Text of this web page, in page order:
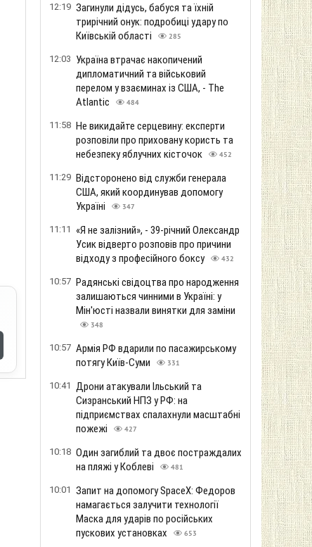
12:19 Загинули дідусь, бабуся та їхній
трирічний онук: подробиці удару по
Київській області
285
12:03 Україна втрачає накопичений
дипломатичний та військовий
перелом у взаєминах із США, - The
Atlantic
484
11:58 Не викидайте серцевину: експерти
розповіли про приховану користь та
небезпеку яблучних кісточок
452
11:29 Відсторонено від служби генерала
США, який координував допомогу
Україні
347
11:11
«Я не залізний», - 39-річний Олександр
Усик відверто розповів про причини
відходу з професійного боксу
432
10:57 Радянські свідоцтва про народження
залишаються чинними в Україні: у
Мін'юсті назвали винятки для заміни
348
10:57 Армія РФ вдарили по пасажирському
потягу Київ-Суми
331
10:41 Дрони атакували Ільський та
Сизранський НПЗ у РФ: на
підприємствах спалахнули масштабні
пожежі
427
10:18 Один загиблий та двоє постраждалих
на пляжі у Коблеві
481
10:01 Запит на допомогу SpaceX: Федоров
намагається залучити технології
Маска для ударів по російських
пускових установках
653